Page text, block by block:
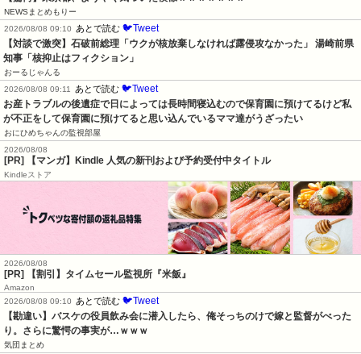
NEWSまとめもりー
2026/08/08 09:10
あとで読む 🐦Tweet
【対談で激突】石破前総理「ウクが核放棄しなければ露侵攻なかった」 湯崎前県
知事「核抑止はフィクション」
おーるじゃんる
2026/08/08 09:11
あとで読む 🐦Tweet
お産トラブルの後遺症で日によっては長時間寝込むので保育園に預けてるけど私
が不正をして保育園に預けてると思い込んでいるママ達がうざったい
おにひめちゃんの監視部屋
2026/08/08
[PR] 【マンガ】Kindle 人気の新刊および予約受付中タイトル
Kindleストア
2026/08/08
[PR] 【割引】タイムセール監視所『米飯』
Amazon
2026/08/08 09:10
あとで読む 🐦Tweet
【勘違い】バスケの役員飲み会に潜入したら、俺そっちのけで嫁と監督がべった
り。さらに驚愕の事実が…ｗｗｗ
気団まとめ